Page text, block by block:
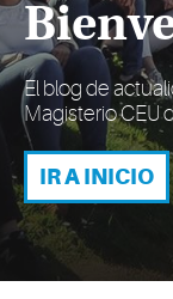
El blog de
Magisterio CEU
IR A INICIO